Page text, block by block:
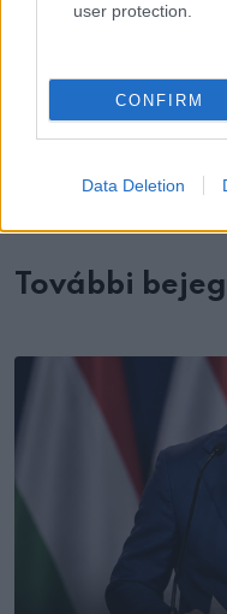
user protection.
CONFIRM
Data Deletion
További